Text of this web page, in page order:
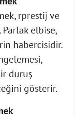
rprestij ve
elbise,
habercisidir.
duruş
gösterir.